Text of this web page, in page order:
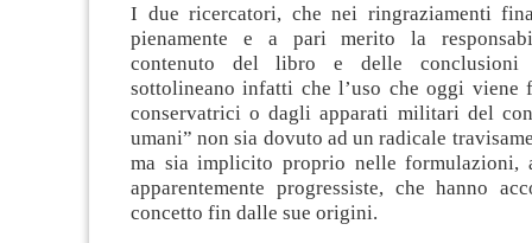
I due ricercatori, che nei ringraziamenti
pienamente e a pari merito la
contenuto del libro e delle conclusioni
sottolineano infatti che l’uso che oggi viene
conservatrici o dagli apparati militari del
umani” non sia dovuto ad un radicale
ma sia implicito proprio nelle formulazioni,
apparentemente progressiste, che hanno
concetto fin dalle sue origini.